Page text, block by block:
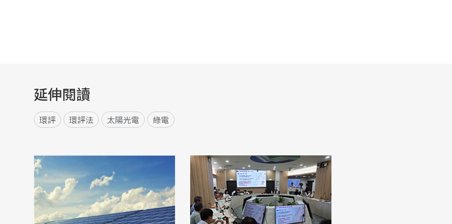
延伸閱讀
環評 環評法 太陽光電 綠電